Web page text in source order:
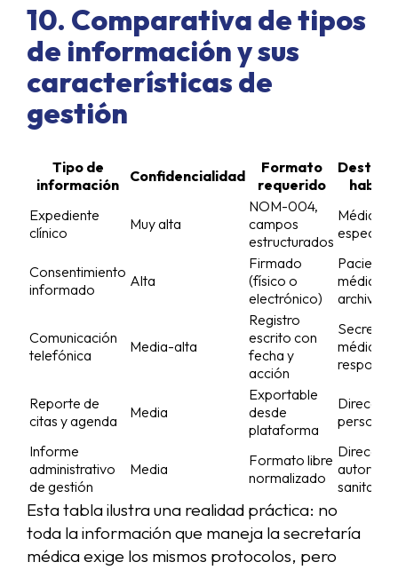
10. Comparativa de tipos
de información y sus
características de
gestión
Tipo de
información
Confidencialidad
Formato
requerido
Expediente
clínico
Muy alta
NOM-004,
campos
estructurados
Médicos,
Consentimiento
informado
Alta
Firmado
(físico o
electrónico)
Paciente,
médico,
archivo
Comunicación
telefónica
Media-alta
Registro
escrito con
fecha y
acción
médico
Reporte de
citas y agenda
Media
Exportable
desde
plataforma
personal
Informe
administrativo
de gestión
Media
Formato libre
normalizado
sanitarias
Esta tabla ilustra una realidad práctica: no
toda la información que maneja la secretaría
médica exige los mismos protocolos, pero